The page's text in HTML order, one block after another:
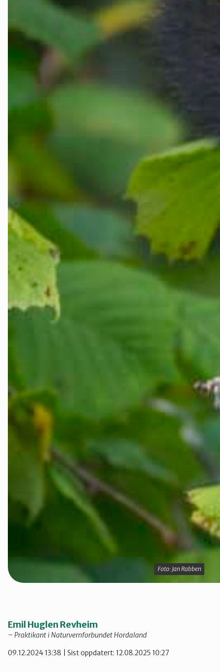
Foto: Jan Rabben
Foto: Jan Rabben
Emil Huglen Revheim
– Praktikant i Naturvernforbundet Hordaland
09.12.2024 13:38 | Sist oppdatert: 12.08.2025 10:27